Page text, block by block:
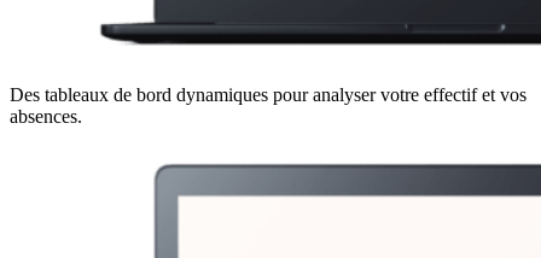
Des tableaux de bord dynamiques pour analyser votre effectif et vos
absences.